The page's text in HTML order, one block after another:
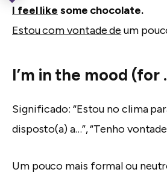
I feel like some chocolate.
Estou com vontade de um
I’m in the mood
Significado: “Estou no clima
disposto(a) a…”, “Tenho vontade
Um pouco mais formal ou